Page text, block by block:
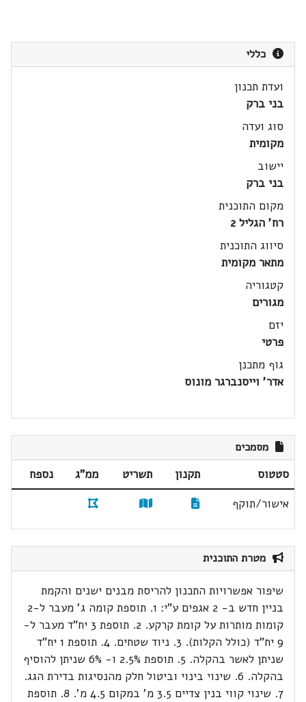
כללי
ועדת תכנון
בני ברק
סוג ועדה
מקומית
יישוב
בני ברק
מקום התוכנית
רח' הגליל 2
סיווג התוכנית
מתאר מקומית
קטגוריה
מגורים
יזם
פרטי
גוף מתכנן
אדר' וייסנברגר מונוס
מסמכים
סטטוס תקנון תשריט ממ"ג
נספח
אישור/תוקף
מטרת התוכנית
שיפור אפשרויות התכנון להריסת מבנים ישנים והקמת
בניין חדש ב- 2 אגפים ע"י: 1. תוספת קומה ג' מעבר ל-2
קומות מותרות על קומת קרקע. 2. תוספת 3 יח"ד מעבר ל-
9 יח"ד (כולל הקלות). 3. ניוד שטחים. 4. תוספת 1 יח"ד
שניתן לאשר בהקלה. 5. תוספת 2.5% ו- 6% שניתן להוסיף
בהקלה. 6. שינוי בינוי וביטול חלק מהנסיגות בדירת הגג.
7. שינוי קווי בנין צדיים 3.5 מ' במקום 4.5 מ'. 8. תוספת